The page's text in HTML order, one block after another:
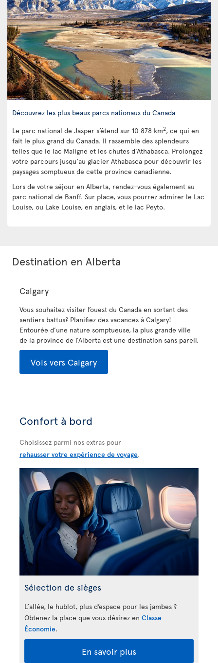
Découvrez les plus beaux parcs nationaux du Canada
Le parc national de Jasper s’étend sur 10 878 km2, ce qui en
fait le plus grand du Canada. Il rassemble des splendeurs
telles que le lac Maligne et les chutes d’Athabasca. Prolongez
votre parcours jusqu’au glacier Athabasca pour découvrir les
paysages somptueux de cette province canadienne.
Lors de votre séjour en Alberta, rendez-vous également au
parc national de Banff. Sur place, vous pourrez admirer le Lac
Louise, ou Lake Louise, en anglais, et le lac Peyto.
Destination en Alberta
Calgary
Vous souhaitez visiter l’ouest du Canada en sortant des
sentiers battus? Planifiez des vacances à Calgary!
Entourée d’une nature somptueuse, la plus grande ville
de la province de l’Alberta est une destination sans pareil.
Vols vers Calgary
Confort à bord
Choisissez parmi nos extras pour
rehausser votre expérience de voyage.
Sélection de sièges
L’allée, le hublot, plus d’espace pour les jambes ?
Obtenez la place que vous désirez en Classe
Économie.
En savoir plus